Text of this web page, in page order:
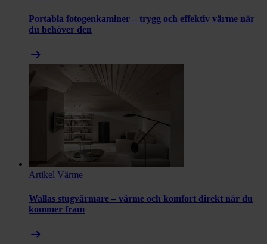
Portabla fotogenkaminer – trygg och effektiv värme när
du behöver den
arrow_right_alt
Artikel Värme
Wallas stugvärmare – värme och komfort direkt när du
kommer fram
arrow_right_alt